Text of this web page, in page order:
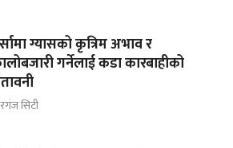
ग्यासको कृत्रिम अभाव र
गर्नेलाई कडा कारबाहीको
सिटी